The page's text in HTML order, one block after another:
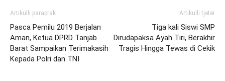
Artikulli paraprak
Pasca Pemilu 2019 Berjalan
Aman, Ketua DPRD Tanjab
Barat Sampaikan Terimakasih
Kepada Polri dan TNI
Artikulli tjetër
Tiga kali Siswi SMP
Dirudapaksa Ayah Tiri, Berakhir
Tragis Hingga Tewas di Cekik